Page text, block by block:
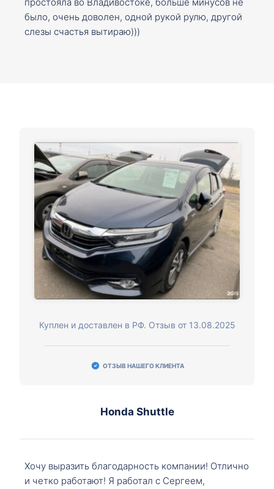
было, очень доволен, одной рукой рулю, другой
слезы счастья вытираю)))
Куплен и доставлен в РФ. Отзыв от 13.08.2025
ОТЗЫВ НАШЕГО КЛИЕНТА
Honda Shuttle
Хочу выразить благодарность компании! Отлично
и четко работают! Я работал с Сергеем,